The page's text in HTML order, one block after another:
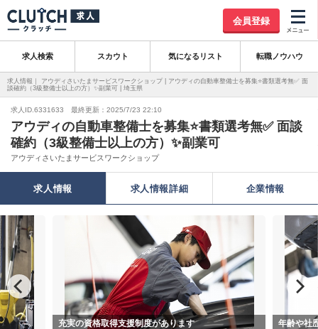
会員登録
求人検索 スカウト 気になるリスト 転職ノウハウ
求人情報｜ アウディさいたまサービスワークショップ | アウディの自動車整備士を募集⭐書類選考無✅ 面
談確約（3級整備士以上の方）✨副業可 | 埼玉県
求人ID.6331633 最終更新：2025/7/23 22:10
アウディの自動車整備士を募集⭐書類選考無✅ 面談
確約（3級整備士以上の方）✨副業可
アウディさいたまサービスワークショップ
求人情報 求人情報詳細 企業情報
取得支援制度があります 年齢や社歴関係なく、実力と実績